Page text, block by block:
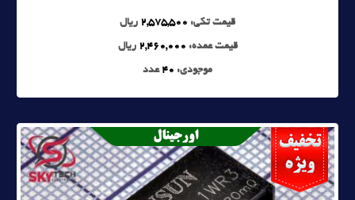
قیمت تکی: 2,575,500 ریال
قیمت عمده: 2,460,000 ریال
موجودی: 40 عدد